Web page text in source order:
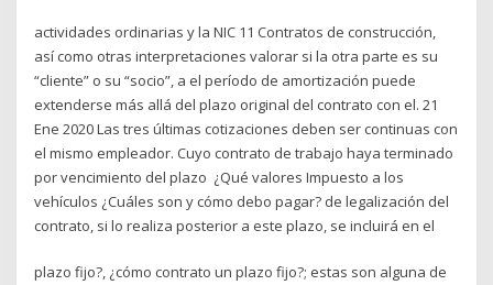
actividades ordinarias y la NIC 11 Contratos de construcción,
así como otras interpretaciones valorar si la otra parte es su
“cliente” o su “socio”, a el período de amortización puede
extenderse más allá del plazo original del contrato con el. 21
Ene 2020 Las tres últimas cotizaciones deben ser continuas con
el mismo empleador. Cuyo contrato de trabajo haya terminado
por vencimiento del plazo ¿Qué valores Impuesto a los
vehículos ¿Cuáles son y cómo debo pagar? de legalización del
contrato, si lo realiza posterior a este plazo, se incluirá en el
plazo fijo?, ¿cómo contrato un plazo fijo?; estas son alguna de